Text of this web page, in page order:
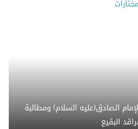
الصادق(عليه السلام) ومطالبة
البقيع